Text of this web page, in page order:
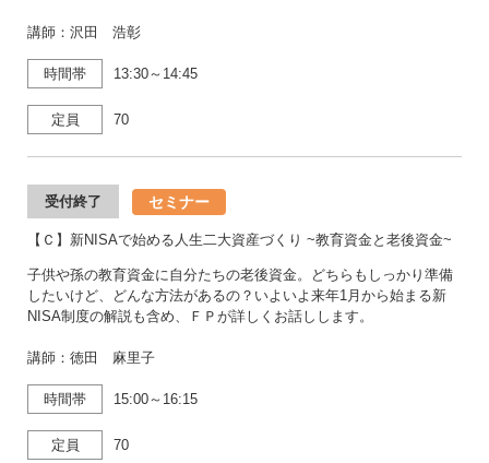
講師：沢田 浩彰
時間帯 13:30～14:45
定員 70
受付終了 セミナー
【Ｃ】新NISAで始める人生二大資産づくり ~教育資金と老後資金~
子供や孫の教育資金に自分たちの老後資金。どちらもしっかり準備
したいけど、どんな方法があるの？いよいよ来年1月から始まる新
NISA制度の解説も含め、ＦＰが詳しくお話しします。
講師：徳田 麻里子
時間帯 15:00～16:15
定員 70